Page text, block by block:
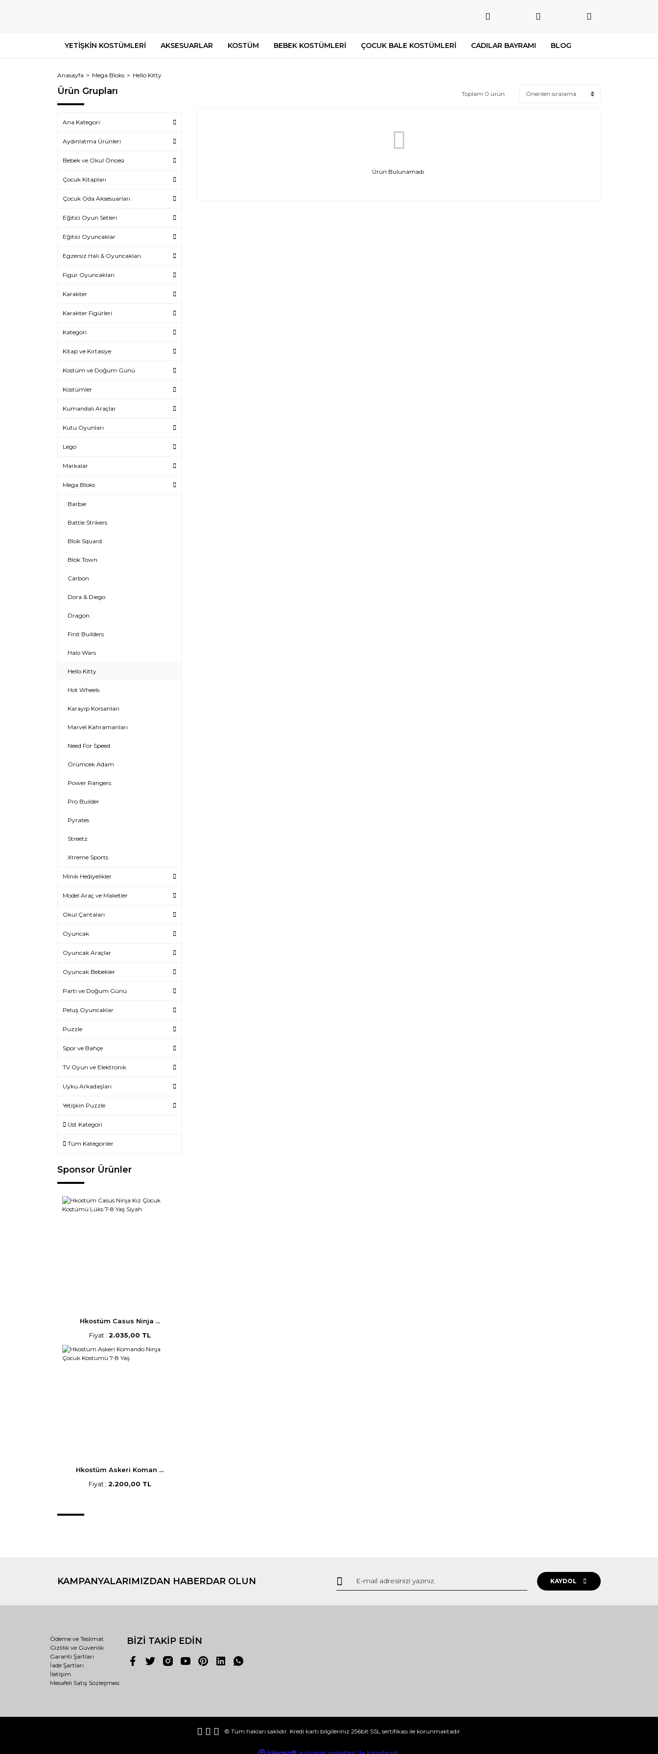
YETİŞKİN KOSTÜMLERİ AKSESUARLAR KOSTÜM BEBEK KOSTÜMLERİ ÇOCUK BALE KOSTÜMLERİ CADILAR BAYRAMI BLOG
Anasayfa Mega Bloks Hello Kitty
Ürün Grupları
Ana Kategori
Aydınlatma Ürünleri
Bebek ve Okul Öncesi
Çocuk Kitapları
Çocuk Oda Aksesuarları
Eğitici Oyun Setleri
Eğitici Oyuncaklar
Egzersiz Halı & Oyuncakları
Figür Oyuncakları
Karakter
Karakter Figürleri
Kategori
Kitap ve Kırtasiye
Kostüm ve Doğum Günü
Kostümler
Kumandalı Araçlar
Kutu Oyunları
Lego
Markalar
Mega Bloks
Barbie
Battle Strikers
Blok Squard
Blok Town
Carbon
Dora & Diego
Dragon
First Builders
Halo Wars
Hello Kitty
Hot Wheels
Karayip Korsanları
Marvel Kahramanları
Need For Speed
Örümcek Adam
Power Rangers
Pro Builder
Pyrates
Streetz
Xtreme Sports
Minik Hediyelikler
Model Araç ve Maketler
Okul Çantaları
Oyuncak
Oyuncak Araçlar
Oyuncak Bebekler
Parti ve Doğum Günü
Peluş Oyuncaklar
Puzzle
Spor ve Bahçe
TV Oyun ve Elektronik
Uyku Arkadaşları
Yetişkin Puzzle
Üst Kategori
Tüm Kategoriler
Sponsor Ürünler
Hkostüm Casus Ninja ...
Fiyat : 2.035,00 TL
Hkostüm Askeri Koman ...
Fiyat : 2.200,00 TL
Toplam 0 ürün
Ürün Bulunamadı.
KAMPANYALARIMIZDAN HABERDAR OLUN KAYDOL
Ödeme ve Teslimat
Gizlilik ve Güvenlik
Garanti Şartları
İade Şartları
İletişim
Mesafeli Satış Sözleşmesi
BİZİ TAKİP EDİN
© Tüm hakları saklıdır. Kredi kartı bilgileriniz 256bit SSL sertifikası ile korunmaktadır.